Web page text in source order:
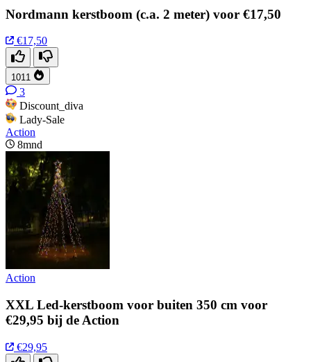
Nordmann kerstboom (c.a. 2 meter) voor €17,50
€17,50
1011
3
Discount_diva
Lady-Sale
Action
8mnd
Action
XXL Led-kerstboom voor buiten 350 cm voor
€29,95 bij de Action
€29,95